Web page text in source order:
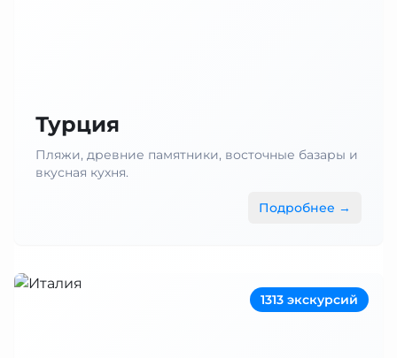
Турция
Пляжи, древние памятники, восточные базары и
вкусная кухня.
Подробнее →
1313 экскурсий